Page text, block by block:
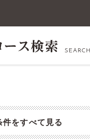
SEARCH
をすべて見る